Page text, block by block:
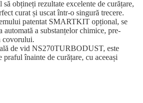
să obțineți rezultate excelente de curățare,
curat și uscat într-o singură trecere.
patentat SMARTKIT opțional, se
automată a substanțelor chimice, pre-
covorului.
de vid NS270TURBODUST, este
praful înainte de curățare, cu aceeași